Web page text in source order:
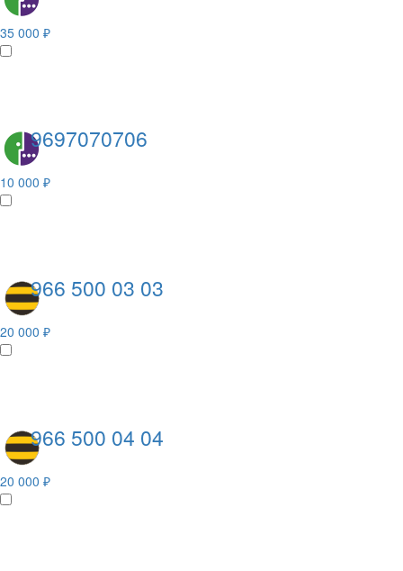
35 000 ₽
9697070706
10 000 ₽
966 500 03 03
20 000 ₽
966 500 04 04
20 000 ₽